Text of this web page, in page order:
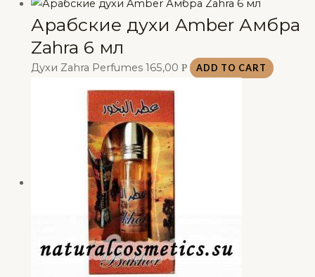
Арабские духи Amber Амбра
Zahra 6 мл
Духи Zahra Perfumes 165,00 Р ADD TO CART